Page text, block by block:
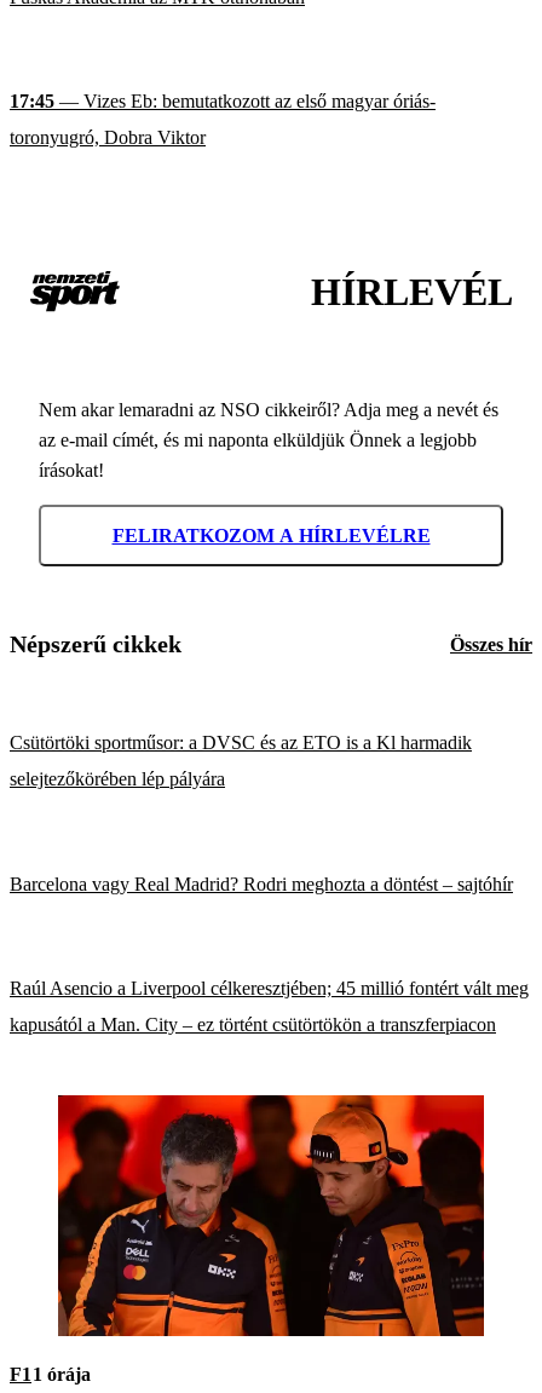
17:45 — Vizes Eb: bemutatkozott az első magyar óriás-
toronyugró, Dobra Viktor
HÍRLEVÉL
Nem akar lemaradni az NSO cikkeiről? Adja meg a nevét és
az e-mail címét, és mi naponta elküldjük Önnek a legjobb
írásokat!
FELIRATKOZOM A HÍRLEVÉLRE
Népszerű cikkek Összes hír
Csütörtöki sportműsor: a DVSC és az ETO is a Kl harmadik
selejtezőkörében lép pályára
Barcelona vagy Real Madrid? Rodri meghozta a döntést – sajtóhír
Raúl Asencio a Liverpool célkeresztjében; 45 millió fontért vált meg
kapusától a Man. City – ez történt csütörtökön a transzferpiacon
F1 1 órája